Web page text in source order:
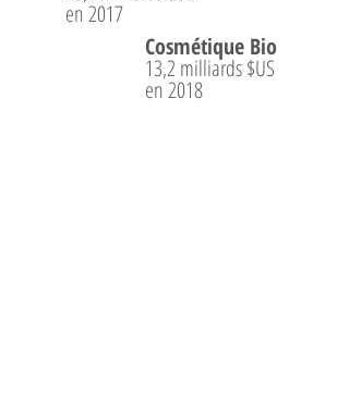
Cosmétique Bio
13,2 milliards $US
en 2018
en 2017